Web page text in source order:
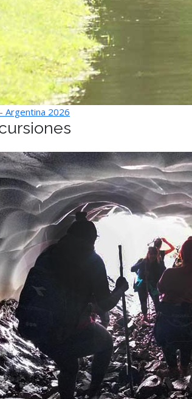
Argentina 2026